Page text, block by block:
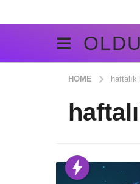
HOME haftalık